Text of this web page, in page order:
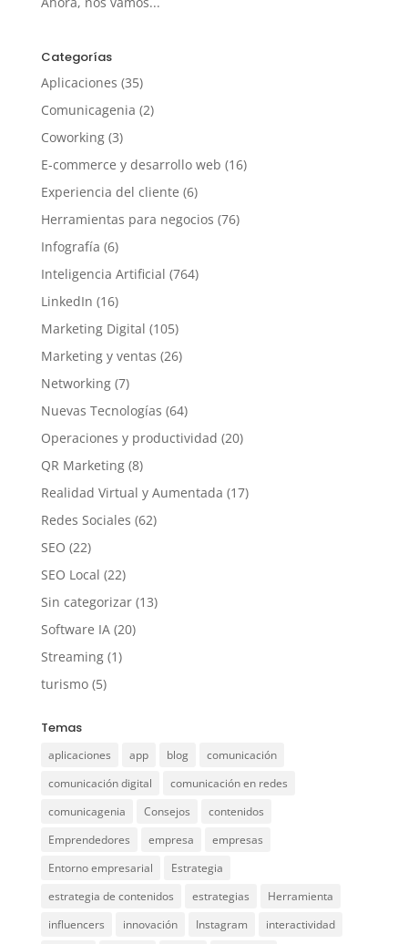
Categorías
Aplicaciones (35)
Comunicagenia (2)
Coworking(3)
E-commerce y desarrollo web (16)
Experiencia del cliente (6)
Herramientas para negocios (76)
Infografía (6)
Inteligencia Artificial (764)
LinkedIn (16)
Marketing Digital (105)
Marketing y ventas (26)
Networking(7)
Nuevas Tecnologías (64)
Operaciones y productividad (20)
QR Marketing(8)
Realidad Virtual y Aumentada (17)
Redes Sociales (62)
SEO (22)
SEO Local (22)
Sin categorizar(13)
Software IA(20)
Streaming(1)
turismo(5)
Temas
aplicaciones app blog
comunicación
comunicación digital
comunicación en redes
comunicagenia
Consejos
contenidos
Emprendedores
empresa
empresas
Entorno empresarial
Estrategia
estrategia de contenidos
estrategias
Herramienta
influencers
innovación Instagram interactividad